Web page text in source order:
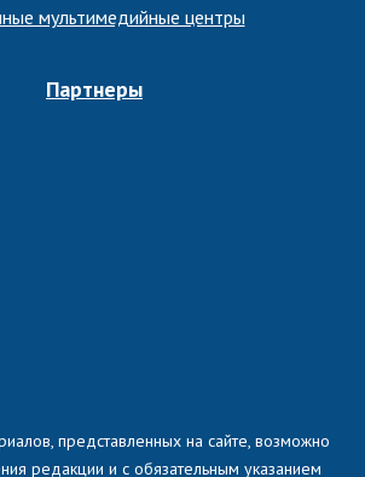
мультимедийные центры
Партнеры
представленных на сайте, возможно
редакции и с обязательным указанием